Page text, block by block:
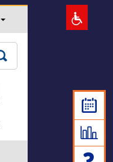
MAKLUMAN: NOTIS